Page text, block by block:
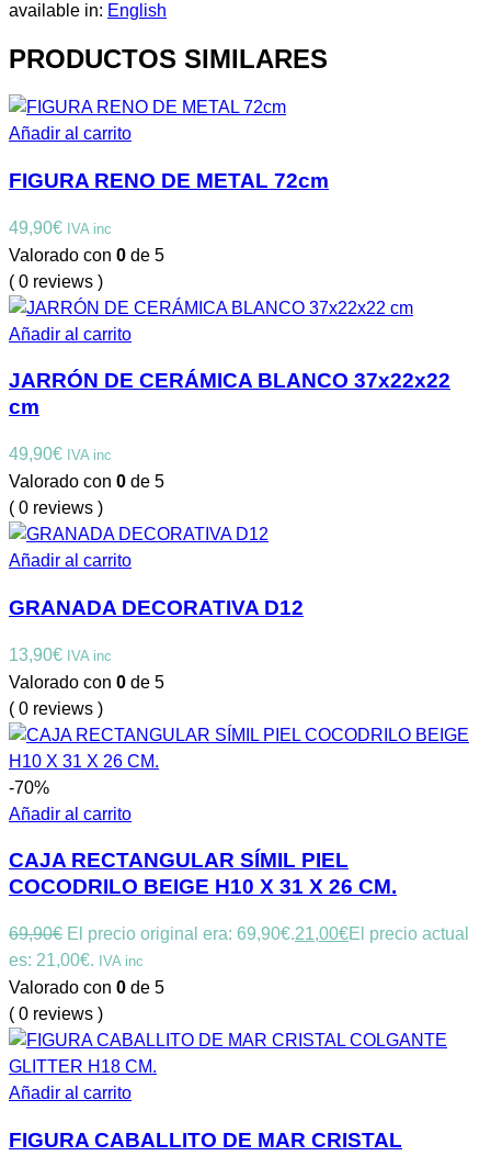
available in: English
PRODUCTOS SIMILARES
Añadir al carrito
FIGURA RENO DE METAL 72cm
49,90€ IVA inc
Valorado con 0 de 5
( 0 reviews )
Añadir al carrito
JARRÓN DE CERÁMICA BLANCO 37x22x22
cm
49,90€ IVA inc
Valorado con 0 de 5
( 0 reviews )
Añadir al carrito
GRANADA DECORATIVA D12
13,90€ IVA inc
Valorado con 0 de 5
( 0 reviews )
-70%
Añadir al carrito
CAJA RECTANGULAR SÍMIL PIEL
COCODRILO BEIGE H10 X 31 X 26 CM.
69,90€ El precio original era: 69,90€.21,00€El precio actual
es: 21,00€. IVA inc
Valorado con 0 de 5
( 0 reviews )
Añadir al carrito
FIGURA CABALLITO DE MAR CRISTAL